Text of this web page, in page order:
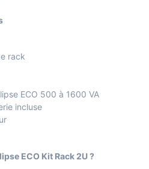
rack
ECO 500 à 1600 VA
incluse
ECO Kit Rack 2U ?